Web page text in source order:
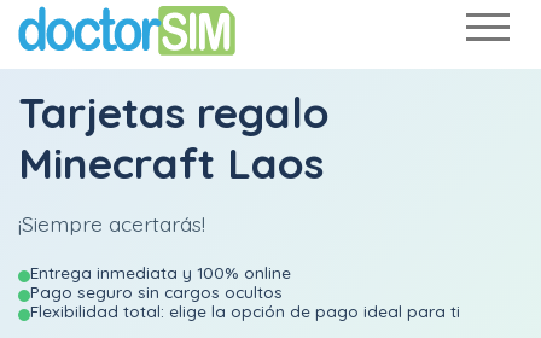
Tarjetas regalo
Minecraft Laos
¡Siempre acertarás!
Entrega inmediata y 100% online
Pago seguro sin cargos ocultos
Flexibilidad total: elige la opción de pago ideal para ti